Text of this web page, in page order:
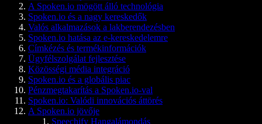
A Spoken.io mögött álló technológia
Spoken.io és a nagy kereskedők
Valós alkalmazások a lakberendezésben
Spoken.io hatása az e-kereskedelemre
Címkézés és termékinformációk
Ügyfélszolgálat fejlesztése
Közösségi média integráció
Spoken.io és a globális piac
Pénzmegtakarítás a Spoken.io-val
Spoken.io: Valódi innovációs áttörés
A Spoken.io jövője
Speechify Hangalámondás